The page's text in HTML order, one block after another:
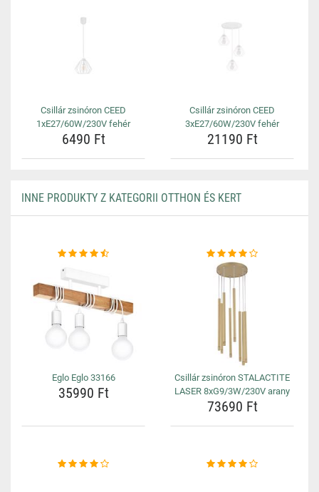
Csillár zsinóron CEED
1xE27/60W/230V fehér
6490 Ft
Csillár zsinóron CEED
3xE27/60W/230V fehér
21190 Ft
INNE PRODUKTY Z KATEGORII OTTHON ÉS KERT
Eglo Eglo 33166
35990 Ft
Csillár zsinóron STALACTITE
LASER 8xG9/3W/230V arany
73690 Ft